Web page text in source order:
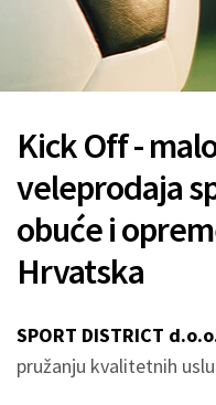
Kick Off -
veleprodaja
obuće i
Hrvatska
SPORT DISTRICT
pružanju kvalitetnih